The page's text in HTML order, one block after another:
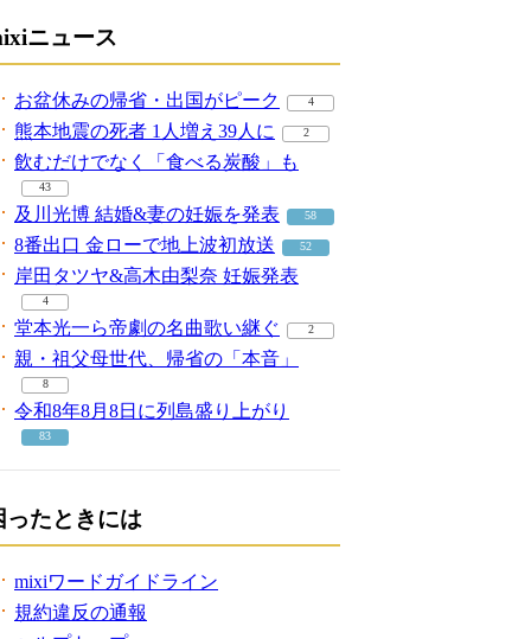
ニュース
お盆休みの帰省・出国がピーク 4
熊本地震の死者 1人増え39人に 2
飲むだけでなく「食べる炭酸」も
43
及川光博 結婚&妻の妊娠を発表 58
8番出口 金ローで地上波初放送 52
岸田タツヤ&高木由梨奈 妊娠発表
4
堂本光一ら帝劇の名曲歌い継ぐ 2
親・祖父母世代、帰省の「本音」
8
令和8年8月8日に列島盛り上がり
83
ったときには
mixiワードガイドライン
規約違反の通報